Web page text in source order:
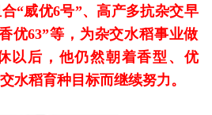
“威优6号”、高产多抗杂交早
优63”等，为杂交水稻事业做
以后，他仍然朝着香型、优
水稻育种目标而继续努力。